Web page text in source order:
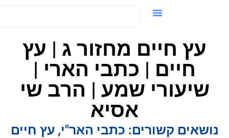
עץ חיים מחזור ג | עץ
חיים | כתבי הארי |
שיעורי שמע | הרב שי
אסיא
קשורים: כתבי האר"י,עץ חיים